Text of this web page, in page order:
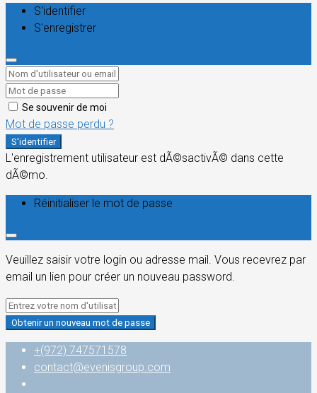
S'identifier
S'enregistrer
Se souvenir de moi
Mot de passe perdu ?
S'identifier
L'enregistrement utilisateur est dÃ©sactivÃ© dans cette
dÃ©mo.
Réinitialiser le mot de passe
Veuillez saisir votre login ou adresse mail. Vous recevrez par
email un lien pour créer un nouveau password.
Obtenir un nouveau mot de passe
+(972) 747571578
contact@evenisgroup.com